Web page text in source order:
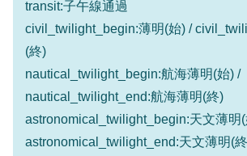
transit:子午線通過
civil_twilight_begin:薄明(始) /
(終)
nautical_twilight_begin:航海薄明(始) /
nautical_twilight_end:航海薄明(終)
astronomical_twilight_begin:天文薄明(
astronomical_twilight_end:天文薄明(